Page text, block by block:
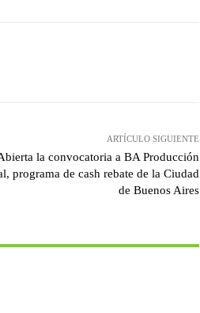
ARTÍCULO SIGUIENTE
la convocatoria a BA Producción
programa de cash rebate de la Ciudad
de Buenos Aires